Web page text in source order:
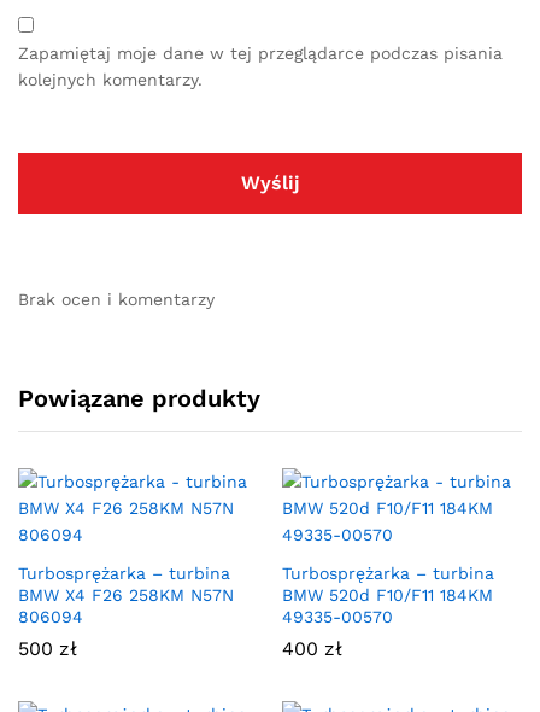
Zapamiętaj moje dane w tej przeglądarce podczas pisania
kolejnych komentarzy.
Brak ocen i komentarzy
Powiązane produkty
Turbosprężarka – turbina
BMW X4 F26 258KM N57N
806094
500 zł
Turbosprężarka – turbina
BMW 520d F10/F11 184KM
49335-00570
400 zł